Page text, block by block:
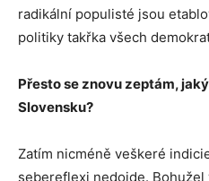
radikální populisté jsou
politiky takřka všech
Přesto se znovu zeptám,
Slovensku?
Zatím nicméně veškeré
sebereflexi nedojde. Bohužel